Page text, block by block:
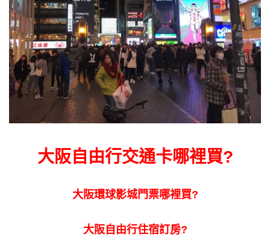
大阪自由行交通卡哪裡買?
大阪環球影城門票哪裡買?
大阪自由行住宿訂房?